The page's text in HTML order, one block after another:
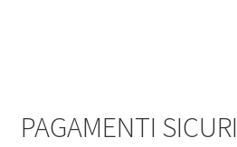
PAGAMENTI SICURI